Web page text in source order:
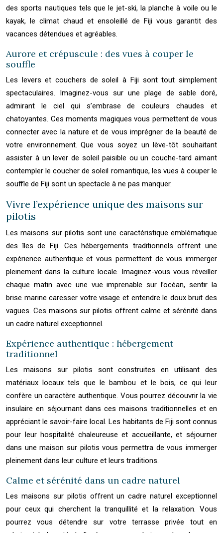
des sports nautiques tels que le jet-ski, la planche à voile ou le
kayak, le climat chaud et ensoleillé de Fiji vous garantit des
vacances détendues et agréables.
Aurore et crépuscule : des vues à couper le
souffle
Les levers et couchers de soleil à Fiji sont tout simplement
spectaculaires. Imaginez-vous sur une plage de sable doré,
admirant le ciel qui s’embrase de couleurs chaudes et
chatoyantes. Ces moments magiques vous permettent de vous
connecter avec la nature et de vous imprégner de la beauté de
votre environnement. Que vous soyez un lève-tôt souhaitant
assister à un lever de soleil paisible ou un couche-tard aimant
contempler le coucher de soleil romantique, les vues à couper le
souffle de Fiji sont un spectacle à ne pas manquer.
Vivre l’expérience unique des maisons sur
pilotis
Les maisons sur pilotis sont une caractéristique emblématique
des îles de Fiji. Ces hébergements traditionnels offrent une
expérience authentique et vous permettent de vous immerger
pleinement dans la culture locale. Imaginez-vous vous réveiller
chaque matin avec une vue imprenable sur l’océan, sentir la
brise marine caresser votre visage et entendre le doux bruit des
vagues. Ces maisons sur pilotis offrent calme et sérénité dans
un cadre naturel exceptionnel.
Expérience authentique : hébergement
traditionnel
Les maisons sur pilotis sont construites en utilisant des
matériaux locaux tels que le bambou et le bois, ce qui leur
confère un caractère authentique. Vous pourrez découvrir la vie
insulaire en séjournant dans ces maisons traditionnelles et en
appréciant le savoir-faire local. Les habitants de Fiji sont connus
pour leur hospitalité chaleureuse et accueillante, et séjourner
dans une maison sur pilotis vous permettra de vous immerger
pleinement dans leur culture et leurs traditions.
Calme et sérénité dans un cadre naturel
Les maisons sur pilotis offrent un cadre naturel exceptionnel
pour ceux qui cherchent la tranquillité et la relaxation. Vous
pourrez vous détendre sur votre terrasse privée tout en